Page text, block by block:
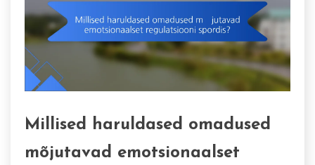
Millised haruldased omadused
mõjutavad emotsionaalset